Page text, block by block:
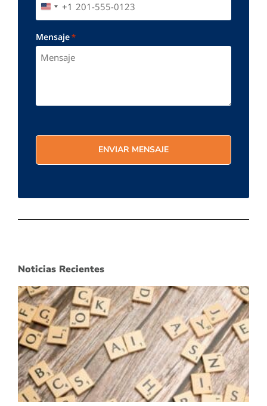
UNITED STATES +1
+1
Mensaje*
Noticias Recientes